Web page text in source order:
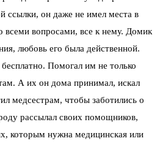
ссылки, он даже не имел места в
вопросами, все к нему. Домик
любовь его была действенной.
Помогал им не только
А их он дома принимал, искал
медсестрам, чтобы заботились о
рассылал своих помощников,
которым нужна медицинская или